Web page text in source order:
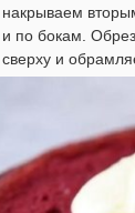
накрываем
по бокам.
и